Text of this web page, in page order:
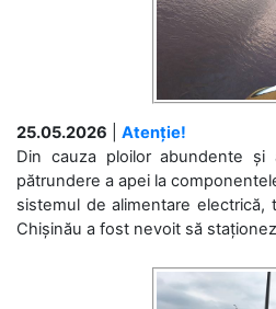
25.05.2026
Atenție!
Din cauza ploilor abundente
pătrundere a apei la
sistemul de alimentare electrică,
Chișinău a fost nevoit să